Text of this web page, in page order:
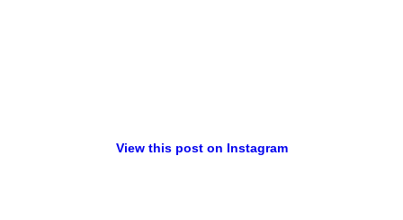
View this post on Instagram